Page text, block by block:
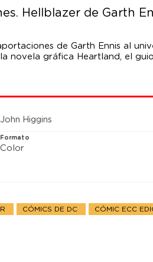
Hellblazer de Garth
de Garth Ennis al
novela gráfica Heartland, el
un drama familiar
la colección. Y en el arco
parece tener la clave del fin
John Higgins
Formato
Color
CÓMICS DE DC CÓMIC ECC